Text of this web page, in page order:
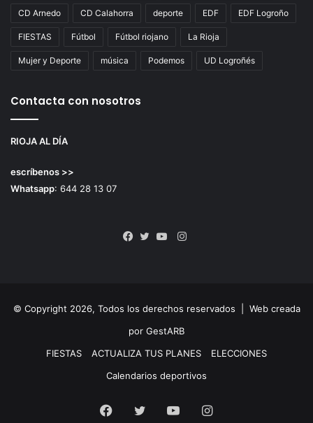
CD Arnedo CD Calahorra deporte EDF EDF Logroño
FIESTAS Fútbol Fútbol riojano La Rioja
Mujer y Deporte música Podemos UD Logroñés
Contacta con nosotros
RIOJA AL DÍA
escríbenos >>
Whatsapp: 644 28 13 07
Instagram
© Copyright 2026, Todos los derechos reservados | Web creada
por GestARB
FIESTAS
ACTUALIZA TUS PLANES
ELECCIONES
Calendarios deportivos
Facebook
Twitter YouTubeInstagram